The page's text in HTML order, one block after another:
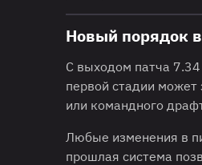
Новый порядок
С выходом патча
первой стадии может
или командного
Любые изменения в
прошлая система